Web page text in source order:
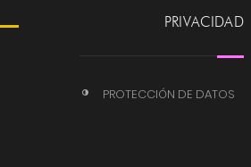
PRIVACIDAD
PROTECCIÓN DE DATOS